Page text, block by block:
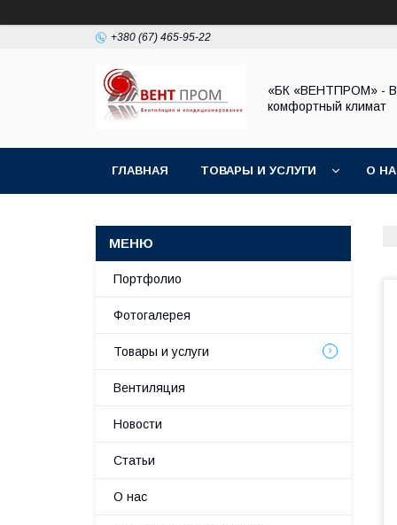
+380 (67) 465-95-22
«БК «ВЕНТПРОМ» -
комфортный климат
ГЛАВНАЯ ТОВАРЫ И УСЛУГИ О
Портфолио
Фотогалерея
Товары и услуги
Вентиляция
Новости
Статьи
О нас